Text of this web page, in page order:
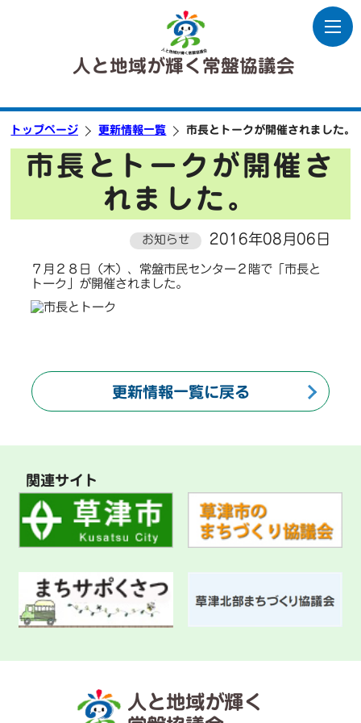
人と地域が輝く常盤協議会
トップページ 更新情報一覧 市長とトークが開催されました。
市長とトークが開催さ
れました。
お知らせ 2016年08月06日
７月２８日（木）、常盤市民センター２階で「市長と
トーク」が開催されました。
更新情報一覧に戻る
関連サイト
人と地域が輝く